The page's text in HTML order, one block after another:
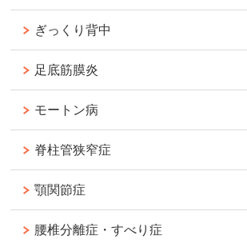
ぎっくり背中
足底筋膜炎
モートン病
脊柱管狭窄症
顎関節症
腰椎分離症・すべり症